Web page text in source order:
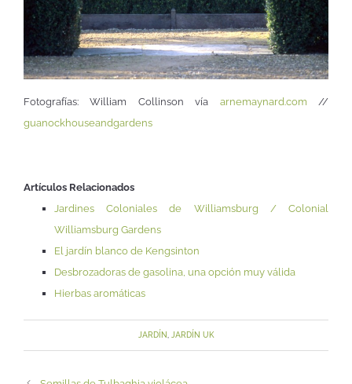
Fotografías: William Collinson vía arnemaynard.com //
guanockhouseandgardens
Artículos Relacionados
Jardines Coloniales de Williamsburg / Colonial
Williamsburg Gardens
El jardín blanco de Kengsinton
Desbrozadoras de gasolina, una opción muy válida
Hierbas aromáticas
JARDÍN JARDÍN UK